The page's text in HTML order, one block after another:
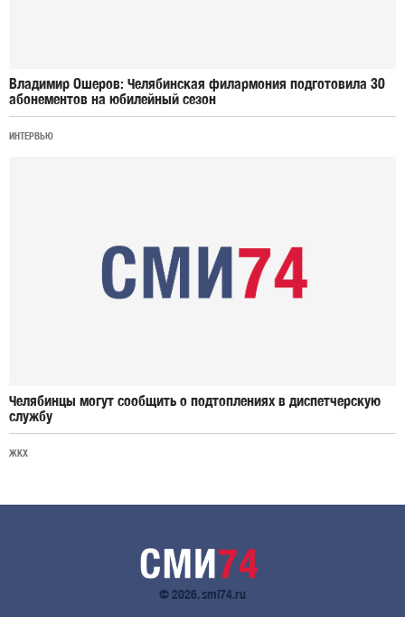
Владимир Ошеров: Челябинская филармония подготовила 30
абонементов на юбилейный сезон
ИНТЕРВЬЮ
Челябинцы могут сообщить о подтоплениях в диспетчерскую
службу
ЖКХ
© 2026. smi74.ru